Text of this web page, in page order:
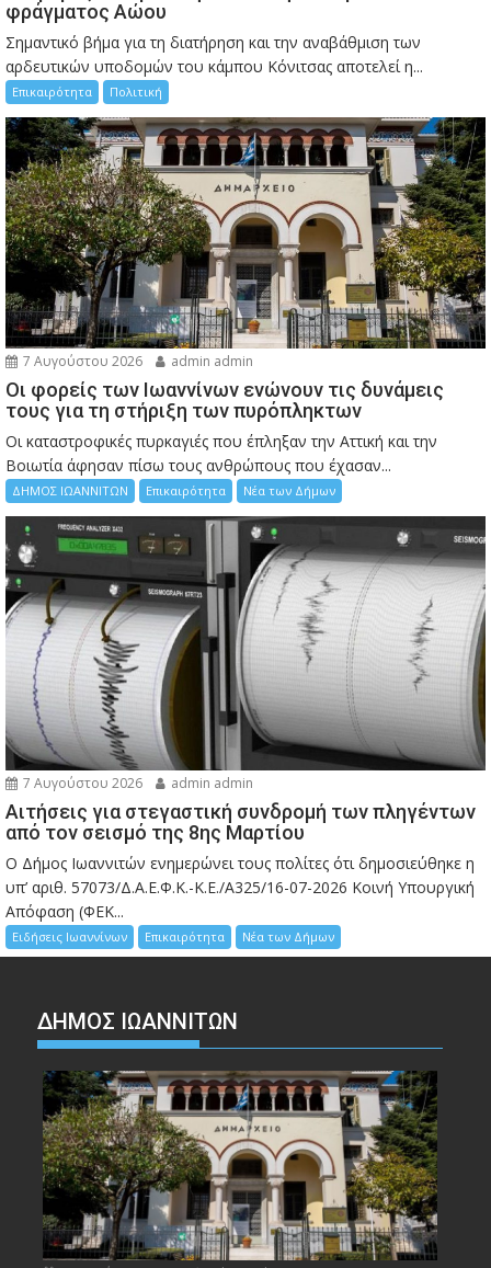
φράγματος Αώου
Σημαντικό βήμα για τη διατήρηση και την αναβάθμιση των
αρδευτικών υποδομών του κάμπου Κόνιτσας αποτελεί η...
Επικαιρότητα Πολιτική
7 Αυγούστου 2026 admin admin
Οι φορείς των Ιωαννίνων ενώνουν τις δυνάμεις
τους για τη στήριξη των πυρόπληκτων
Οι καταστροφικές πυρκαγιές που έπληξαν την Αττική και την
Bοιωτία άφησαν πίσω τους ανθρώπους που έχασαν...
ΔΗΜΟΣ ΙΩΑΝΝΙΤΩΝ Επικαιρότητα Νέα των Δήμων
7 Αυγούστου 2026 admin admin
Αιτήσεις για στεγαστική συνδρομή των πληγέντων
από τον σεισμό της 8ης Μαρτίου
Ο Δήμος Ιωαννιτών ενημερώνει τους πολίτες ότι δημοσιεύθηκε η
υπ’ αριθ. 57073/Δ.Α.Ε.Φ.Κ.-Κ.Ε./Α325/16-07-2026 Κοινή Υπουργική
Απόφαση (ΦΕΚ...
Ειδήσεις Ιωαννίνων Επικαιρότητα Νέα των Δήμων
ΔΗΜΟΣ ΙΩΑΝΝΙΤΩΝ